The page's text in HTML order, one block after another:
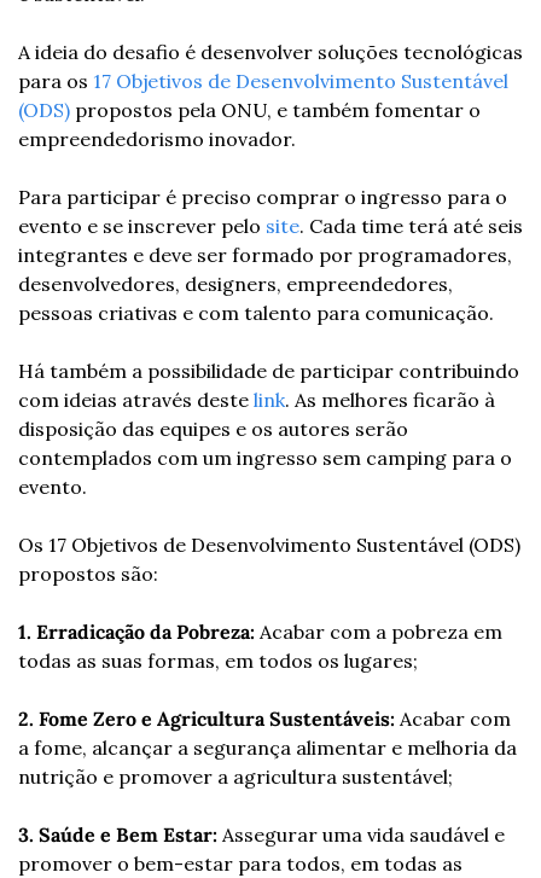
A ideia do desafio é desenvolver soluções tecnológicas
para os 17 Objetivos de Desenvolvimento Sustentável
(ODS) propostos pela ONU, e também fomentar o
empreendedorismo inovador.
Para participar é preciso comprar o ingresso para o
evento e se inscrever pelo site. Cada time terá até seis
integrantes e deve ser formado por programadores,
desenvolvedores, designers, empreendedores,
pessoas criativas e com talento para comunicação.
Há também a possibilidade de participar contribuindo
com ideias através deste link. As melhores ficarão à
disposição das equipes e os autores serão
contemplados com um ingresso sem camping para o
evento.
Os 17 Objetivos de Desenvolvimento Sustentável (ODS)
propostos são:
1. Erradicação da Pobreza: Acabar com a pobreza em
todas as suas formas, em todos os lugares;
2. Fome Zero e Agricultura Sustentáveis: Acabar com
a fome, alcançar a segurança alimentar e melhoria da
nutrição e promover a agricultura sustentável;
3. Saúde e Bem Estar: Assegurar uma vida saudável e
promover o bem-estar para todos, em todas as